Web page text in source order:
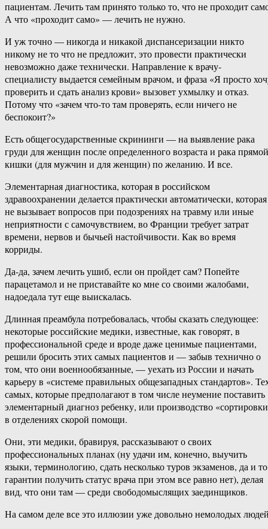
пациентам. Лечить там принято только то, что не проходит
А что «проходит само» — лечить не нужно.
И уж точно — никогда и никакой диспансеризации никто
никому не то что не предложит, это провести практически
невозможно даже технически. Направление к врачу-
специалисту выдается семейным врачом, и фраза «Я просто
проверить и сдать анализ крови» вызовет ухмылку и отказ.
Потому что «зачем что-то там проверять, если ничего не
беспокоит?»
Есть общегосударственные скрининги — на выявление рака
груди для женщин после определенного возраста и рака прямой
кишки (для мужчин и для женщин) по желанию. И все.
Элементарная диагностика, которая в российском
здравоохранении делается практически автоматически, которая
не вызывает вопросов при подозрениях на травму или иные
неприятности с самочувствием, во Франции требует затрат
времени, нервов и бычьей настойчивости. Как во время
корриды.
Да-да, зачем лечить ушиб, если он пройдет сам? Попейте
парацетамол и не приставайте ко мне со своими жалобами,
надоедала тут еще выискалась.
Длинная преамбула потребовалась, чтобы сказать следующее:
некоторые российские медики, известные, как говорят, в
профессиональной среде и вроде даже ценимые пациентами,
решили бросить этих самых пациентов и — забыв технично о
том, что они военнообязанные, — уехать из России и начать
карьеру в «системе правильных общезападных стандартов».
самых, которые предполагают в том числе неумение поставить
элементарный диагноз ребенку, или производство
в отделениях скорой помощи.
Они, эти медики, бравируя, рассказывают о своих
профессиональных планах (ну удачи им, конечно, выучить
языки, терминологию, сдать несколько туров экзаменов, да и то
гарантии получить статус врача при этом все равно нет), делая
вид, что они там — среди свободомыслящих заединщиков.
На самом деле все это иллюзии уже довольно немолодых